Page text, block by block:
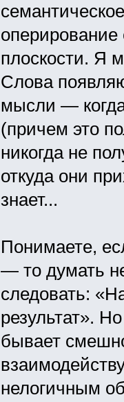
плоскости. Я
Слова
мысли —
(причем это
никогда не
откуда они
знает...
Понимаете,
— то думать
следовать:
результат».
бывает
нелогичным